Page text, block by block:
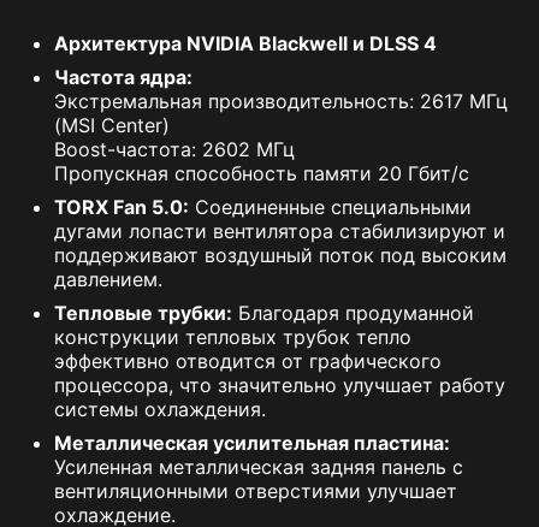
Архитектура NVIDIA Blackwell и DLSS 4
Частота ядра:
Экстремальная производительность: 2617 МГц
(MSI Center)
Boost-частота: 2602 МГц
Пропускная способность памяти 20 Гбит/с
TORX Fan 5.0: Соединенные специальными
дугами лопасти вентилятора стабилизируют и
поддерживают воздушный поток под высоким
давлением.
Тепловые трубки: Благодаря продуманной
конструкции тепловых трубок тепло
эффективно отводится от графического
процессора, что значительно улучшает работу
системы охлаждения.
Металлическая усилительная пластина:
Усиленная металлическая задняя панель с
вентиляционными отверстиями улучшает
охлаждение.